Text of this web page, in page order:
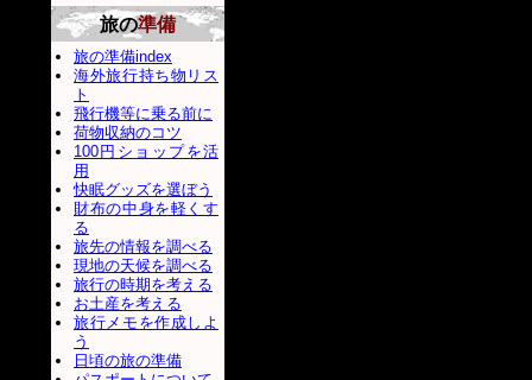
旅の準備
旅の準備index
海外旅行持ち物リス
ト
飛行機等に乗る前に
荷物収納のコツ
100円ショップを活
用
快眠グッズを選ぼう
財布の中身を軽くす
る
旅先の情報を調べる
現地の天候を調べる
旅行の時期を考える
お土産を考える
旅行メモを作成しよ
う
日頃の旅の準備